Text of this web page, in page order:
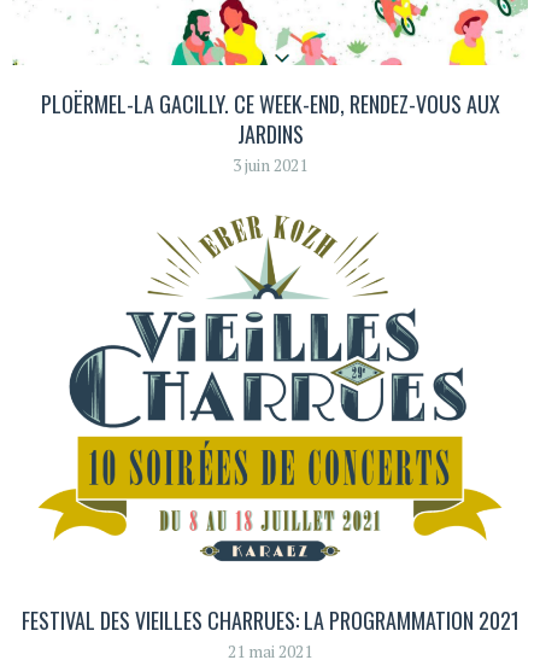
PLOËRMEL-LA GACILLY. CE WEEK-END, RENDEZ-VOUS AUX
JARDINS
3 juin 2021
FESTIVAL DES VIEILLES CHARRUES: LA PROGRAMMATION 2021
21 mai 2021